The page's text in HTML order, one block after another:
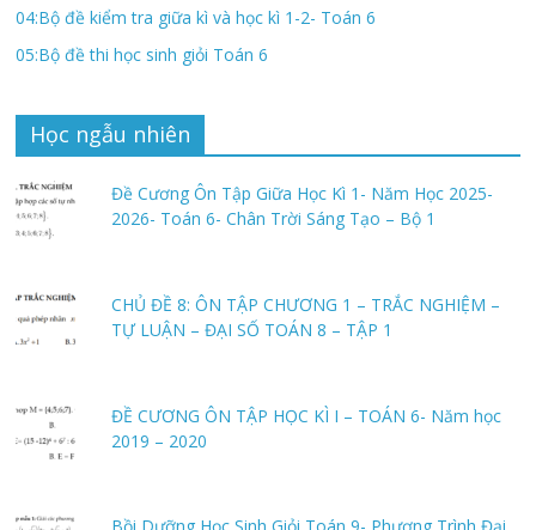
04:Bộ đề kiểm tra giữa kì và học kì 1-2- Toán 6
05:Bộ đề thi học sinh giỏi Toán 6
Học ngẫu nhiên
Đề Cương Ôn Tập Giữa Học Kì 1- Năm Học 2025-
2026- Toán 6- Chân Trời Sáng Tạo – Bộ 1
CHỦ ĐỀ 8: ÔN TẬP CHƯƠNG 1 – TRẮC NGHIỆM –
TỰ LUẬN – ĐẠI SỐ TOÁN 8 – TẬP 1
ĐỀ CƯƠNG ÔN TẬP HỌC KÌ I – TOÁN 6- Năm học
2019 – 2020